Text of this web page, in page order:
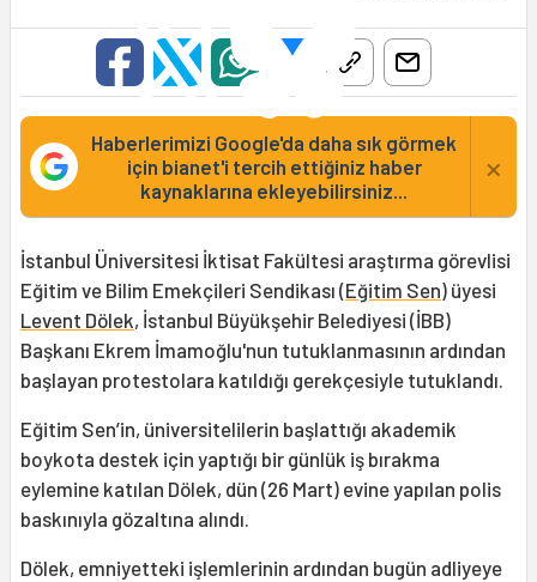
Haberlerimizi Google'da daha sık görmek
için bianet'i tercih ettiğiniz haber
kaynaklarına ekleyebilirsiniz...
×
İstanbul Üniversitesi İktisat Fakültesi araştırma görevlisi
Eğitim ve Bilim Emekçileri Sendikası (Eğitim Sen) üyesi
Levent Dölek, İstanbul Büyükşehir Belediyesi (İBB)
Başkanı Ekrem İmamoğlu'nun tutuklanmasının ardından
başlayan protestolara katıldığı gerekçesiyle tutuklandı.
Eğitim Sen’in, üniversitelilerin başlattığı akademik
boykota destek için yaptığı bir günlük iş bırakma
eylemine katılan Dölek, dün (26 Mart) evine yapılan polis
baskınıyla gözaltına alındı.
Dölek, emniyetteki işlemlerinin ardından bugün adliyeye